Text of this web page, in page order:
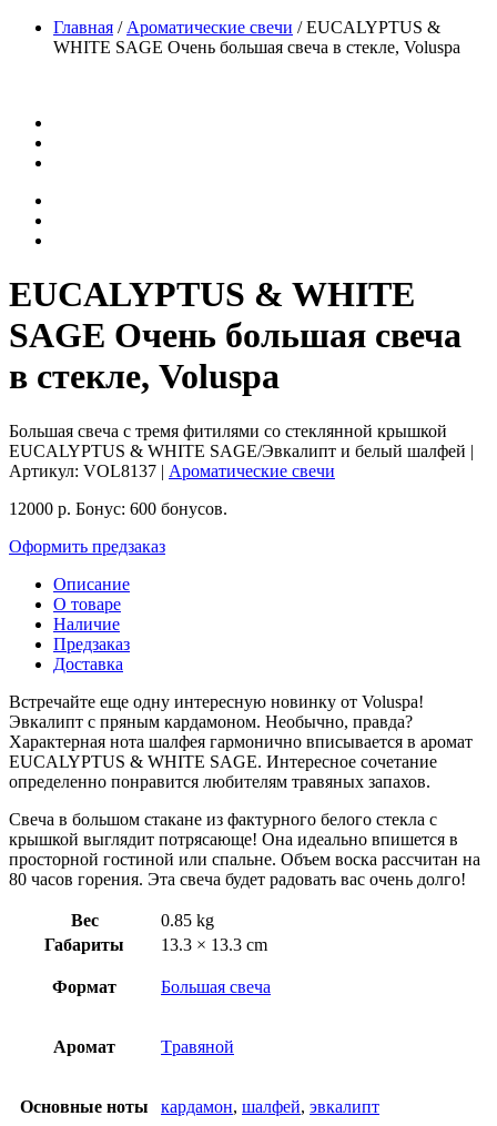
Главная / Ароматические свечи /EUCALYPTUS &
WHITE SAGE Очень большая свеча в стекле, Voluspa
EUCALYPTUS & WHITE
SAGE Очень большая свеча
в стекле, Voluspa
Большая свеча с тремя фитилями со стеклянной крышкой
EUCALYPTUS & WHITE SAGE/Эвкалипт и белый шалфей |
Артикул: VOL8137 | Ароматические свечи
12000 р. Бонус: 600 бонусов.
Оформить предзаказ
Описание
О товаре
Наличие
Предзаказ
Доставка
Встречайте еще одну интересную новинку от Voluspa!
Эвкалипт с пряным кардамоном. Необычно, правда?
Характерная нота шалфея гармонично вписывается в аромат
EUCALYPTUS & WHITE SAGE. Интересное сочетание
определенно понравится любителям травяных запахов.
Свеча в большом стакане из фактурного белого стекла с
крышкой выглядит потрясающе! Она идеально впишется в
просторной гостиной или спальне. Объем воска рассчитан на
80 часов горения. Эта свеча будет радовать вас очень долго!
Вес
0.85 kg
Габариты
13.3 × 13.3 cm
Формат Большая свеча
Аромат Tравяной
Основные ноты кардамон, шалфей, эвкалипт